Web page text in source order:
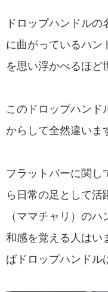
ドロップハンドル
に曲がっているハン
を思い浮かべるほど
このドロップハンド
からして全然違いま
フラットバーに関し
ら日常の足として活
（ママチャリ）の
和感を覚える人はい
ばドロップハンドル